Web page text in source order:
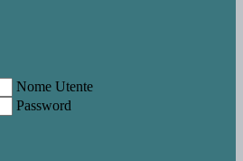
Nome Utente
Password